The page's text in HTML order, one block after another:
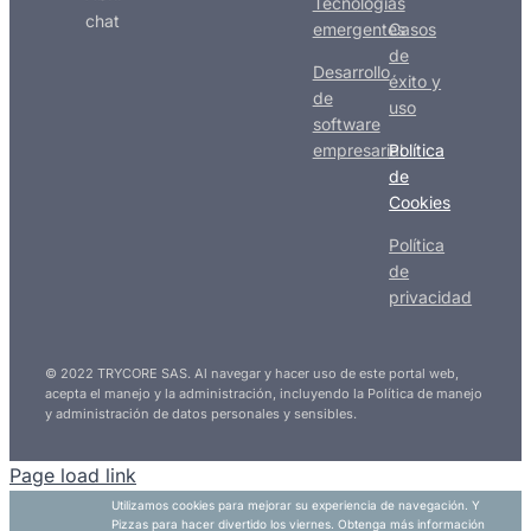
chat
emergentes
Desarrollo
de
software
empresarial
Casos
de
éxito y
uso
Política
de
Cookies
Política
de
privacidad
© 2022 TRYCORE SAS. Al navegar y hacer uso de este portal web,
acepta el manejo y la administración, incluyendo la Política de manejo
y administración de datos personales y sensibles.
Page load link
Utilizamos cookies para mejorar su experiencia de navegación. Y
Pizzas para hacer divertido los viernes. Obtenga más información